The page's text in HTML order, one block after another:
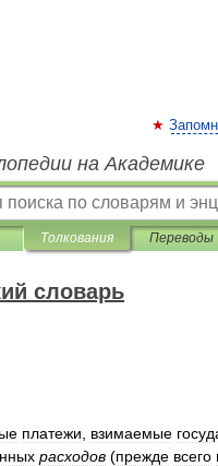
на Академике
Толкования Переводы
словарь
платежи взимаемые
расходов (прежде всего